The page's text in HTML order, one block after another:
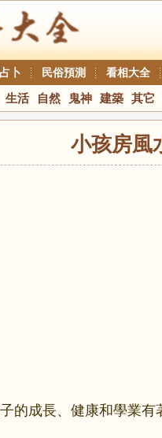
卜 民俗預測 看相大全
生活 自然 鬼神 建築 其它
小孩房風
的成長、健康和學業